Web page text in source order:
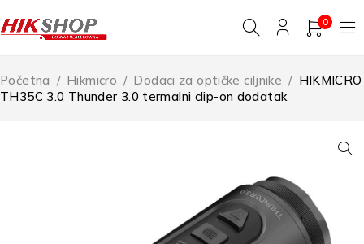
0
Početna / Hikmicro / Dodaci za optičke ciljnike / HIKMICRO
TH35C 3.0 Thunder 3.0 termalni clip-on dodatak